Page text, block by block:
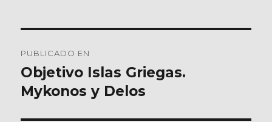
de
entradas
PUBLICADO EN
Objetivo Islas Griegas.
Mykonos y Delos